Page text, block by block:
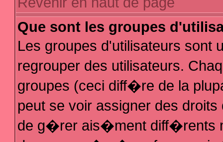
Que sont les groupes
Les groupes d'utilisateurs sont
regrouper des utilisateurs.
groupes (ceci diff�re de la
peut se voir assigner des
de g�rer ais�ment diff�rents